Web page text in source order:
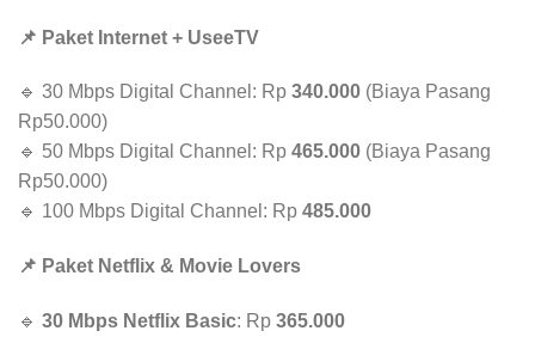
📌 Paket Internet + UseeTV
🔹 30 Mbps Digital Channel: Rp 340.000 (Biaya Pasang
Rp50.000)
🔹 50 Mbps Digital Channel: Rp 465.000 (Biaya Pasang
Rp50.000)
🔹 100 Mbps Digital Channel: Rp 485.000
📌 Paket Netflix & Movie Lovers
🔹 30 Mbps Netflix Basic: Rp 365.000